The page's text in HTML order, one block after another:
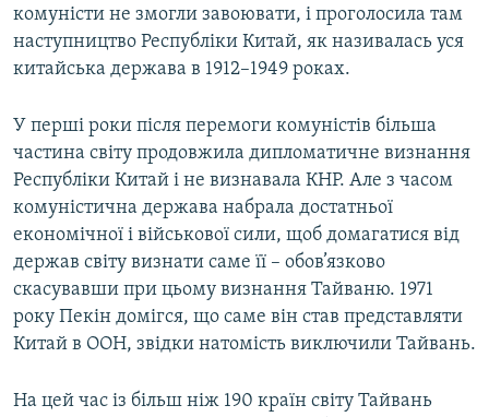
комуністи не змогли завоювати, і проголосила там
наступництво Республіки Китай, як називалась уся
китайська держава в 1912–1949 роках.
У перші роки після перемоги комуністів більша
частина світу продовжила дипломатичне визнання
Республіки Китай і не визнавала КНР. Але з часом
комуністична держава набрала достатньої
економічної і військової сили, щоб домагатися від
держав світу визнати саме її – обов’язково
скасувавши при цьому визнання Тайваню. 1971
року Пекін домігся, що саме він став представляти
Китай в ООН, звідки натомість виключили Тайвань.
На цей час із більш ніж 190 країн світу Тайвань